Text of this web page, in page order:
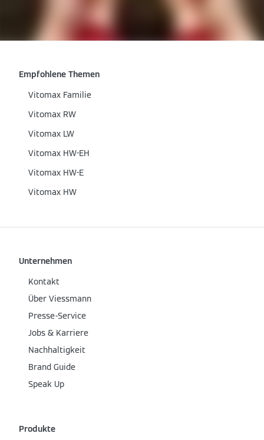
Empfohlene Themen
Vitomax Familie
Vitomax RW
Vitomax LW
Vitomax HW-EH
Vitomax HW-E
Vitomax HW
Unternehmen
Kontakt
Über Viessmann
Presse-Service
Jobs & Karriere
Nachhaltigkeit
Brand Guide
Speak Up
Produkte